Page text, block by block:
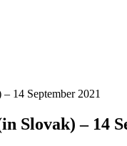
14 September 2021
Slovak) – 14